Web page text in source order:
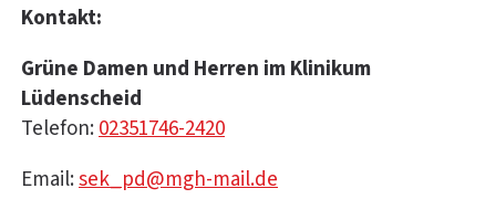
Kontakt:
Grüne Damen und Herren im Klinikum
Lüdenscheid
Telefon:02351746-2420
Email:sek_pd@mgh-mail.de